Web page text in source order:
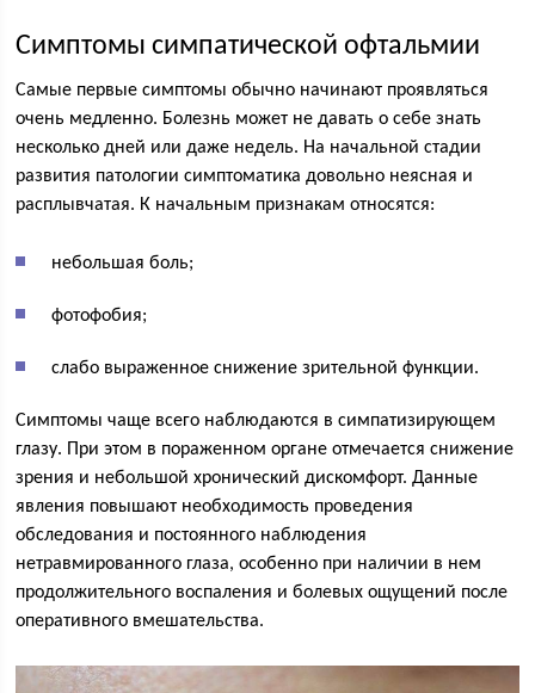
Симптомы симпатической офтальмии
Самые первые симптомы обычно начинают проявляться
очень медленно. Болезнь может не давать о себе знать
несколько дней или даже недель. На начальной стадии
развития патологии симптоматика довольно неясная и
расплывчатая. К начальным признакам относятся:
небольшая боль;
фотофобия;
слабо выраженное снижение зрительной функции.
Симптомы чаще всего наблюдаются в симпатизирующем
глазу. При этом в пораженном органе отмечается снижение
зрения и небольшой хронический дискомфорт. Данные
явления повышают необходимость проведения
обследования и постоянного наблюдения
нетравмированного глаза, особенно при наличии в нем
продолжительного воспаления и болевых ощущений после
оперативного вмешательства.